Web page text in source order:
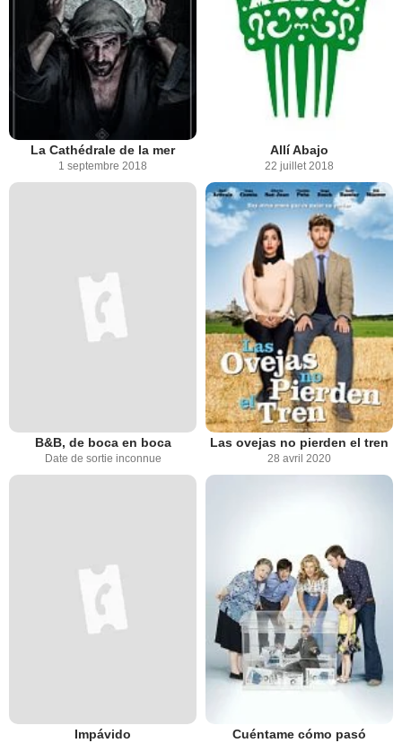
La Cathédrale de la mer
1 septembre 2018
Allí Abajo
22 juillet 2018
B&B, de boca en boca
Date de sortie inconnue
Las ovejas no pierden el tren
28 avril 2020
Impávido Cuéntame cómo pasó